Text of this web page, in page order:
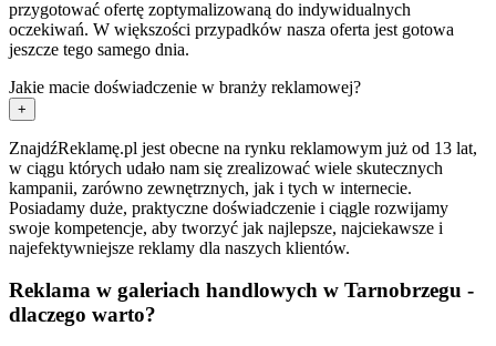
przygotować ofertę zoptymalizowaną do indywidualnych
oczekiwań. W większości przypadków nasza oferta jest gotowa
jeszcze tego samego dnia.
Jakie macie doświadczenie w branży reklamowej?
+
ZnajdźReklamę.pl jest obecne na rynku reklamowym już od 13 lat,
w ciągu których udało nam się zrealizować wiele skutecznych
kampanii, zarówno zewnętrznych, jak i tych w internecie.
Posiadamy duże, praktyczne doświadczenie i ciągle rozwijamy
swoje kompetencje, aby tworzyć jak najlepsze, najciekawsze i
najefektywniejsze reklamy dla naszych klientów.
Reklama w galeriach handlowych w Tarnobrzegu -
dlaczego warto?